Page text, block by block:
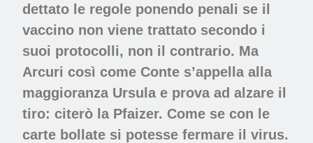
dettato le regole ponendo penali se il
vaccino non viene trattato secondo i
suoi protocolli, non il contrario. Ma
Arcuri così come Conte s’appella alla
maggioranza Ursula e prova ad alzare il
tiro: citerò la Pfaizer. Come se con le
carte bollate si potesse fermare il virus.